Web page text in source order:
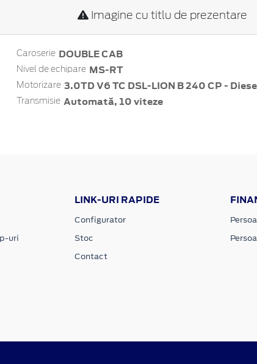
Imagine cu titlu de prezentare
Caroserie DOUBLE CAB
Nivel de echipare MS-RT
Motorizare 3.0TD V6 TC DSL-LION B 240 CP -
Transmisie Automată, 10 viteze
uri
LINK-URI RAPIDE
Configurator
Stoc
Contact